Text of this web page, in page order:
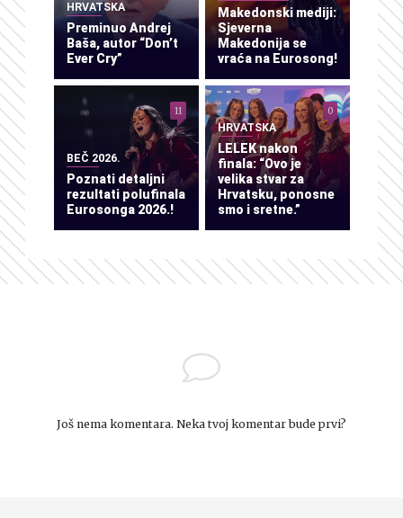
HRVATSKA
Preminuo Andrej
Baša, autor “Don’t
Ever Cry”
Makedonski mediji:
Sjeverna
Makedonija se
vraća na Eurosong!
BEČ 2026.
Poznati detaljni
rezultati polufinala
Eurosonga 2026.!
11
HRVATSKA
LELEK nakon
finala: “Ovo je
velika stvar za
Hrvatsku, ponosne
smo i sretne.”
0
Još nema komentara. Neka tvoj komentar bude prvi?